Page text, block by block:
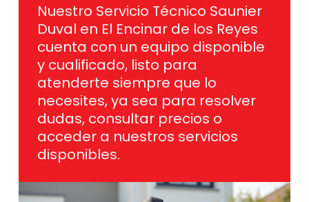
Nuestro Servicio Técnico Saunier
Duval en El Encinar de los Reyes
cuenta con un equipo disponible
y cualificado, listo para
atenderte siempre que lo
necesites, ya sea para resolver
dudas, consultar precios o
acceder a nuestros servicios
disponibles.